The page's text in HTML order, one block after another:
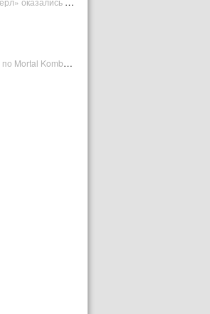
8 лучших боев в фильмах по Mortal Kombat: от «Смертельной битвы» до «Мортал Комбат 2» | Plugged In Ru